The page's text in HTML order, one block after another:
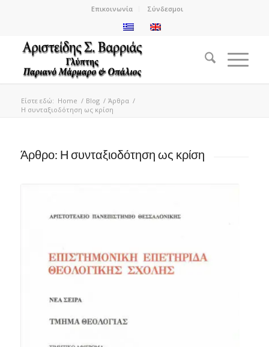
Επικοινωνία Σύνδεσμοι
Είστε εδώ: Home / Blog / Άρθρα /
Η συνταξιοδότηση ως κρίση
Άρθρο: Η συνταξιοδότηση ως κρίση